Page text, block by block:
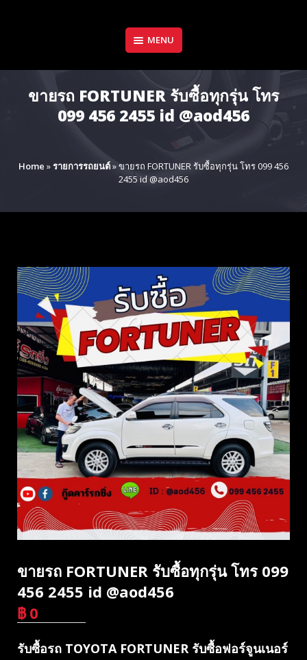
MENU
ขายรถ FORTUNER รับซื้อทุกรุ่น โทร
099 456 2455 id @aod456
Home »รายการรถยนต์»ขายรถ FORTUNER รับซื้อทุกรุ่น โทร 099 456
2455 id @aod456
ขายรถ FORTUNER รับซื้อทุกรุ่น โทร 099
456 2455 id @aod456
฿ 0
รับซื้อรถ TOYOTA FORTUNER รับซื้อฟอร์จูนเนอร์